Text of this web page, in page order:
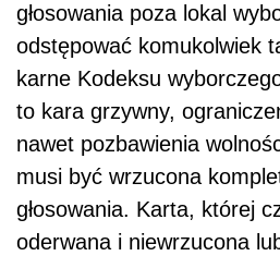
głosowania poza lokal
odstępować komukolwiek
karne Kodeksu
to kara grzywny,
nawet pozbawienia
musi być wrzucona
głosowania. Karta, której
oderwana i niewrzucona